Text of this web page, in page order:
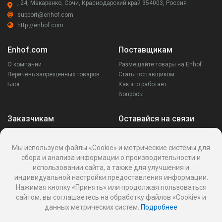
, 24, Макаренко, Сочи, Краснодарский край 354003, Россия
support@enhof.com
http://enhof.com
Enhof.com
О компании
Перечень запрещенных товаров
Блог
Поставщикам
Размещайте товары на Enhof
Стать поставщиком
Как это работает
Вопросы
Заказчикам
Ваши запросы
Написать поставщику
Написать в поддержку
Реквизиты
Оставайся на связи
Мы используем файлы «Cookie» и метрические системы для
сбора и анализа информации о производительности и
использовании сайта, а также для улучшения и
индивидуальной настройки предоставления информации.
Нажимая кнопку «Принять» или продолжая пользоваться
сайтом, вы соглашаетесь на обработку файлов «Cookie» и
данных метрических систем. Подробнее